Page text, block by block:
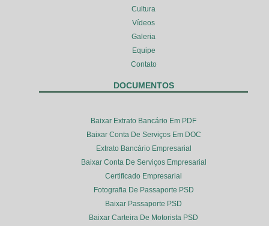
Cultura
Vídeos
Galeria
Equipe
Contato
DOCUMENTOS
Baixar Extrato Bancário Em PDF
Baixar Conta De Serviços Em DOC
Extrato Bancário Empresarial
Baixar Conta De Serviços Empresarial
Certificado Empresarial
Fotografia De Passaporte PSD
Baixar Passaporte PSD
Baixar Carteira De Motorista PSD